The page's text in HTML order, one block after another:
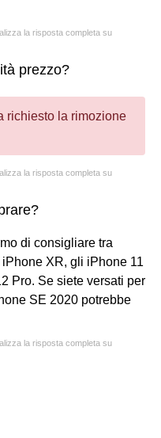
la risposta completa su
prezzo?
richiesto la rimozione
la risposta completa su
di consigliare tra
XR, gli iPhone 11
Pro. Se siete versati per
SE 2020 potrebbe
la risposta completa su